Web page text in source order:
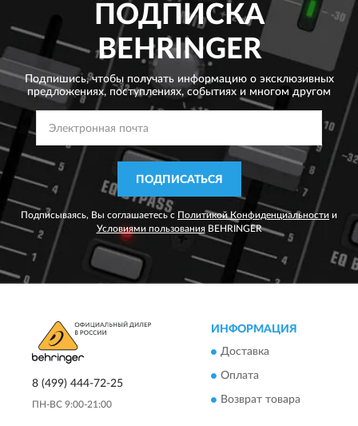
ПОДПИСКА
BEHRINGER
Подпишись, чтобы получать информацию о эксклюзивных
предложениях, поступлениях, событиях и многом другом
ПОДПИСАТЬСЯ
Подписываясь, Вы соглашаетесь с Политикой Конфиденциальности и
Условиями пользованияBEHRINGER
8 (499) 444-72-25
ПН-ВС 9:00-21:00
ИНФОРМАЦИЯ
Доставка
Оплата
Возврат товара